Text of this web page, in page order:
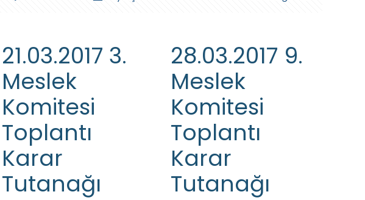
21.03.2017 3.
Meslek
Komitesi
Toplantı
Karar
Tutanağı
28.03.2017 9.
Meslek
Komitesi
Toplantı
Karar
Tutanağı